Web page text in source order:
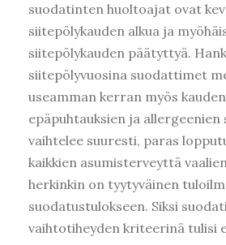
suodatinten huoltoajat ovat
siitepölykauden alkua ja
siitepölykauden päätyttyä.
siitepölyvuosina suodattimet
useamman kerran myös
epäpuhtauksien ja allergeenien
vaihtelee suuresti, paras
kaikkien asumisterveyttä
herkinkin on tyytyväinen
suodatustulokseen. Siksi
vaihtotiheyden kriteerinä tulisi